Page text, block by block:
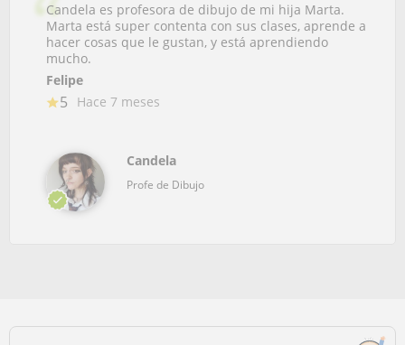
Candela es profesora de dibujo de mi hija Marta.
Marta está super contenta con sus clases, aprende a
hacer cosas que le gustan, y está aprendiendo
mucho.
Felipe
5 Hace 7 meses
Candela
Profe de Dibujo